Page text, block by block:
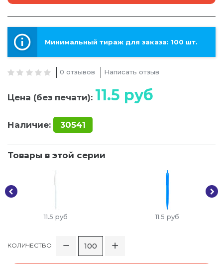
Минимальный тираж для заказа: 100 шт.
0 отзывов Написать отзыв
Цена (без печати): 11.5 руб
Наличие: 30541
Товары в этой серии
11.5 руб 11.5 руб
КОЛИЧЕСТВО